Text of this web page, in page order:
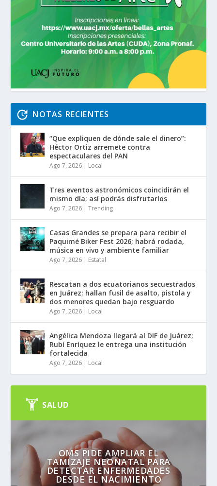
NOTAS RECIENTES
“Que expliquen de dónde sale el dinero”:
Héctor Ortiz arremete contra
espectaculares del PAN
Ago 7, 2026 | Local
Tres eventos astronómicos coincidirán el
mismo día; así podrás disfrutarlos
Ago 7, 2026 |Trending
Casas Grandes se prepara para recibir el
Paquimé Biker Fest 2026; habrá rodada,
música en vivo y ambiente familiar
Ago 7, 2026 | Estatal
Rescatan a dos ecuatorianos secuestrados
en Juárez; hallan fusil de asalto, pistola y
dos menores quedan bajo resguardo
Ago 7, 2026 | Local
Angélica Mendoza llegará al DIF de Juárez;
Rubí Enríquez le entrega una institución
fortalecida
Ago 7, 2026 | Local
SALUD
OMS PIDE AMPLIAR EL
TAMIZAJE NEONATAL PARA
DETECTAR ENFERMEDADES
DESDE EL NACIMIENTO